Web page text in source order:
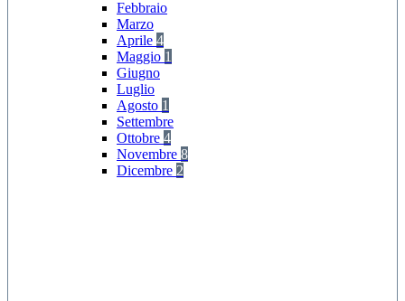
Febbraio
Marzo
Aprile 4
Maggio 1
Giugno
Luglio
Agosto 1
Settembre
Ottobre 4
Novembre 8
Dicembre 2